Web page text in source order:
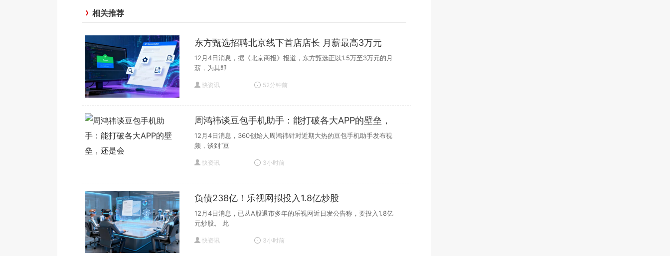
相关推荐
东方甄选招聘北京线下首店店长 月薪最高3万元
12月4日消息，据《北京商报》报道，东方甄选正以1.5万至3万元的月
薪，为其即
快资讯 52分钟前
周鸿祎谈豆包手机助手：能打破各大APP的壁垒，
还是会
12月4日消息，360创始人周鸿祎针对近期大热的豆包手机助手发布视
频，谈到“豆
快资讯 3小时前
负债238亿！乐视网拟投入1.8亿炒股
12月4日消息，已从A股退市多年的乐视网近日发公告称，要投入1.8亿
元炒股。 此
快资讯 3小时前